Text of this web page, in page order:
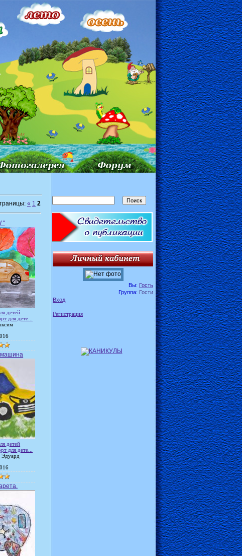
« 1 2
"
детей
для дете...
детей
для дете...
Эдуард
Вы: Гость
Группа: Гости
Вход
Регистрация